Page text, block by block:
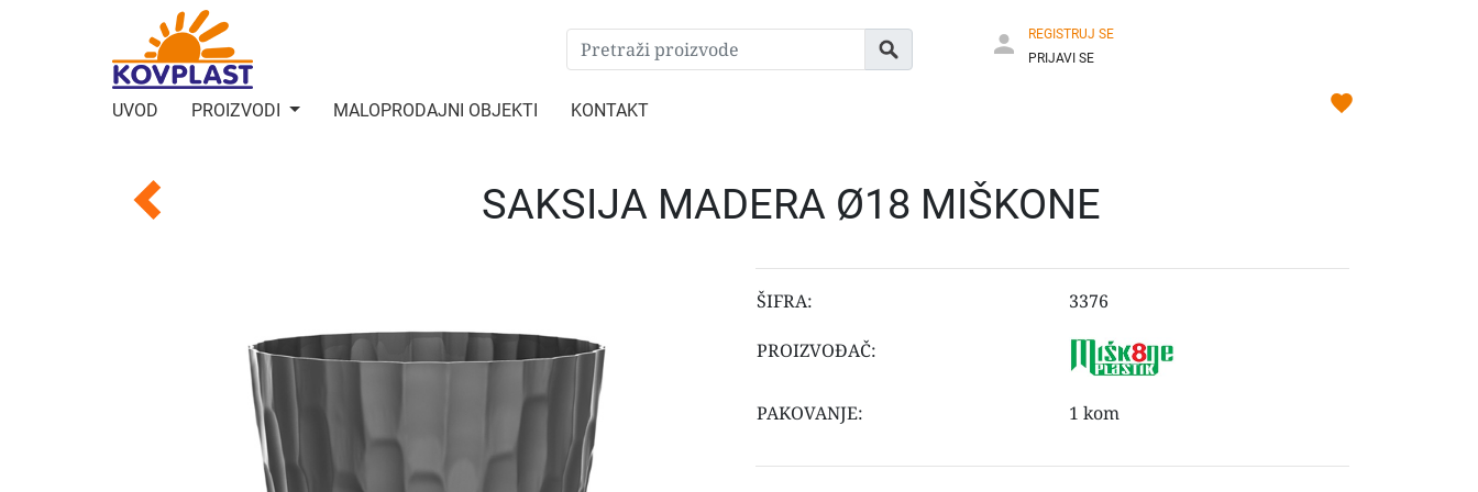
UVOD PROIZVODI MALOPRODAJNI OBJEKTI KONTAKT
REGISTRUJ SE
PRIJAVI SE
SAKSIJA MADERA Ø18 MIŠKONE
ŠIFRA: 3376
PROIZVOĐAČ:
PAKOVANJE: 1 kom